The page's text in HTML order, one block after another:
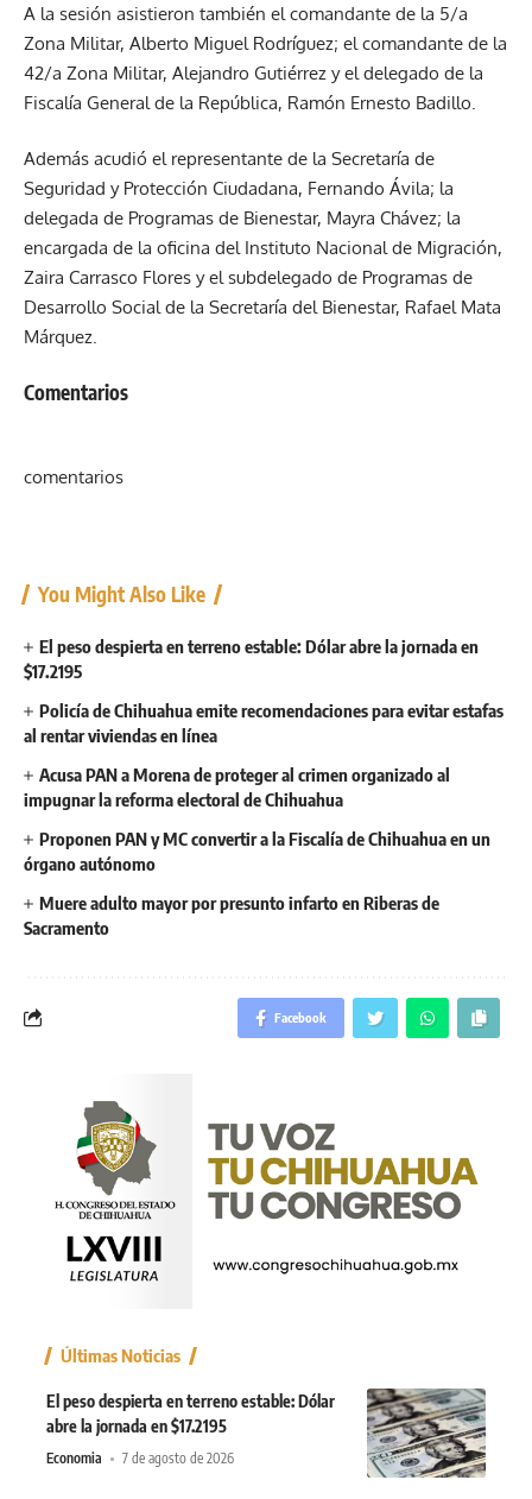
A la sesión asistieron también el comandante de la 5/a
Zona Militar, Alberto Miguel Rodríguez; el comandante de la
42/a Zona Militar, Alejandro Gutiérrez y el delegado de la
Fiscalía General de la República, Ramón Ernesto Badillo.
Además acudió el representante de la Secretaría de
Seguridad y Protección Ciudadana, Fernando Ávila; la
delegada de Programas de Bienestar, Mayra Chávez; la
encargada de la oficina del Instituto Nacional de Migración,
Zaira Carrasco Flores y el subdelegado de Programas de
Desarrollo Social de la Secretaría del Bienestar, Rafael Mata
Márquez.
Comentarios
comentarios
You Might Also Like
El peso despierta en terreno estable: Dólar abre la jornada en
$17.2195
Policía de Chihuahua emite recomendaciones para evitar estafas
al rentar viviendas en línea
Acusa PAN a Morena de proteger al crimen organizado al
impugnar la reforma electoral de Chihuahua
Proponen PAN y MC convertir a la Fiscalía de Chihuahua en un
órgano autónomo
Muere adulto mayor por presunto infarto en Riberas de
Sacramento
Facebook
Últimas Noticias
El peso despierta en terreno estable: Dólar
abre la jornada en $17.2195
Economia 7 de agosto de 2026